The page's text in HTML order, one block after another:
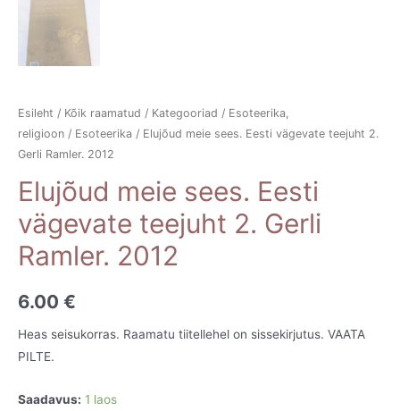
Esileht / Kõik raamatud / Kategooriad / Esoteerika,
religioon / Esoteerika / Elujõud meie sees. Eesti vägevate teejuht 2.
Gerli Ramler. 2012
Elujõud meie sees. Eesti
vägevate teejuht 2. Gerli
Ramler. 2012
6.00 €
Heas seisukorras. Raamatu tiitellehel on sissekirjutus. VAATA
PILTE.
Saadavus: 1 laos